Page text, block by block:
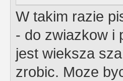
W takim razie
- do zwiazkow i
jest wieksza
zrobic. Moze